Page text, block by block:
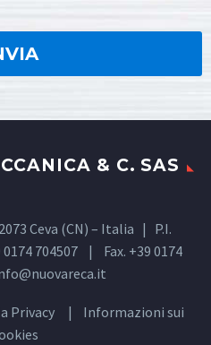
& C. SAS
Ceva (CN) – Italia | P.I.
704507 | Fax. +39 0174
Privacy| Informazioni sui